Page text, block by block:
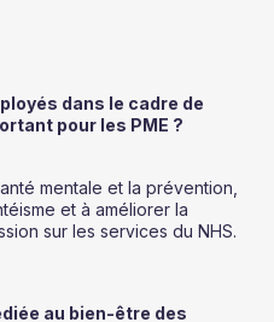
dans le cadre de
pour les PME ?
mentale et la prévention,
et à améliorer la
sur les services du NHS.
au bien-être des